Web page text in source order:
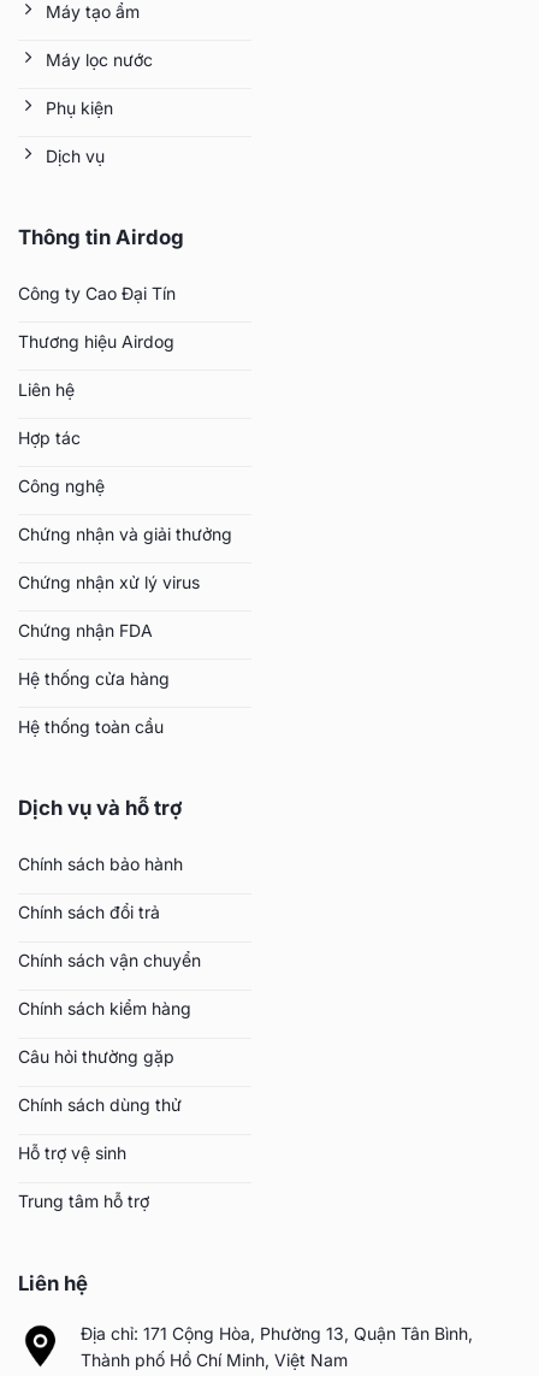
Máy tạo ẩm
Máy lọc nước
Phụ kiện
Dịch vụ
Thông tin Airdog
Công ty Cao Đại Tín
Thương hiệu Airdog
Liên hệ
Hợp tác
Công nghệ
Chứng nhận và giải thưởng
Chứng nhận xử lý virus
Chứng nhận FDA
Hệ thống cửa hàng
Hệ thống toàn cầu
Dịch vụ và hỗ trợ
Chính sách bảo hành
Chính sách đổi trả
Chính sách vận chuyển
Chính sách kiểm hàng
Câu hỏi thường gặp
Chính sách dùng thử
Hỗ trợ vệ sinh
Trung tâm hỗ trợ
Liên hệ
Địa chỉ: 171 Cộng Hòa, Phường 13, Quận Tân Bình,
Thành phố Hồ Chí Minh, Việt Nam